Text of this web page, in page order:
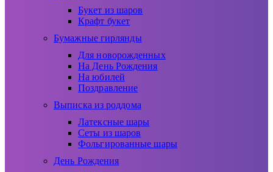
Букет из шаров
Крафт букет
Бумажные гирлянды
Для новорожденных
На День Рождения
На юбилей
Поздравление
Выписка из роддома
Латексные шары
Сеты из шаров
Фольгированные шары
День Рождения